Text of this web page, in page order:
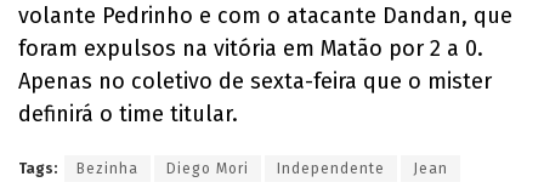
volante Pedrinho e com o atacante Dandan, que
foram expulsos na vitória em Matão por 2 a 0.
Apenas no coletivo de sexta-feira que o mister
definirá o time titular.
Tags: Bezinha Diego Mori Independente Jean